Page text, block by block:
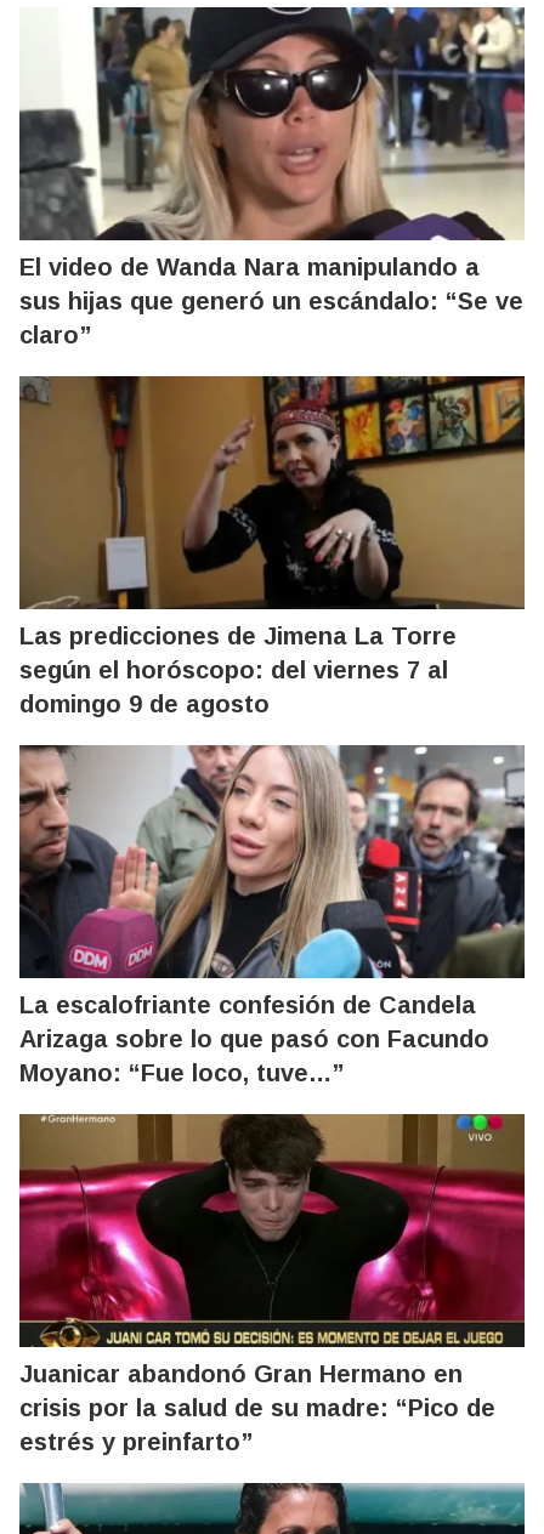
El video de Wanda Nara manipulando a
sus hijas que generó un escándalo: “Se ve
claro”
Las predicciones de Jimena La Torre
según el horóscopo: del viernes 7 al
domingo 9 de agosto
La escalofriante confesión de Candela
Arizaga sobre lo que pasó con Facundo
Moyano: “Fue loco, tuve…”
Juanicar abandonó Gran Hermano en
crisis por la salud de su madre: “Pico de
estrés y preinfarto”